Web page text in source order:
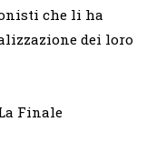
che li ha
dei loro